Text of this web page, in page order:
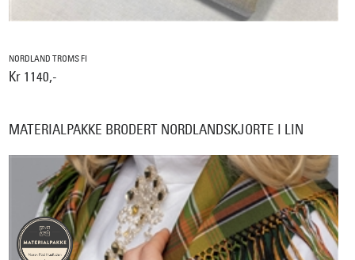
NORDLAND TROMS FI
Kr 1140,-
MATERIALPAKKE BRODERT NORDLANDSKJORTE I LIN